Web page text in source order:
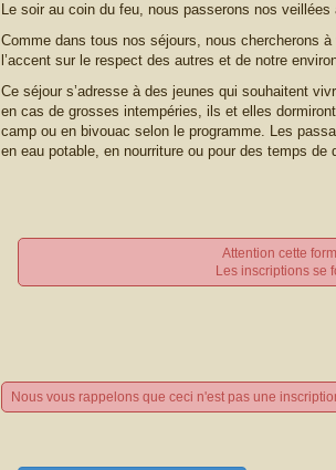
Le soir au coin du feu, nous passerons nos
Comme dans tous nos séjours, nous chercherons
l’accent sur le respect des autres et de notre
Ce séjour s’adresse à des jeunes qui souhaitent
en cas de grosses intempéries, ils et elles
camp ou en bivouac selon le programme. Les
en eau potable, en nourriture ou pour des temps de
Attention cette
Les inscriptions se
Nous vous rappelons que ceci n'est pas une